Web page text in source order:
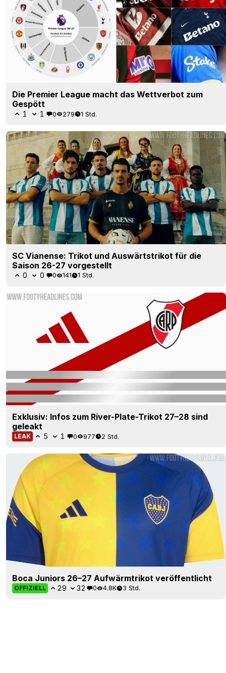
Die Premier League macht das Wettverbot zum
Gespött
1 1 0 279 1 Std.
SC Vianense: Trikot und Auswärtstrikot für die
Saison 26-27 vorgestellt
0 0 0 141 1 Std.
Exklusiv: Infos zum River-Plate-Trikot 27–28 sind
geleakt
LEAK 5 1 0 977 2 Std.
Boca Juniors 26–27 Aufwärmtrikot veröffentlicht
OFFIZIELL 29 32 0 4.8K 3 Std.